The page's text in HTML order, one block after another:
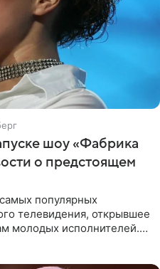
шоу «Фабрика
о предстоящем
популярных
телевидения, открывшее
молодых исполнителей.